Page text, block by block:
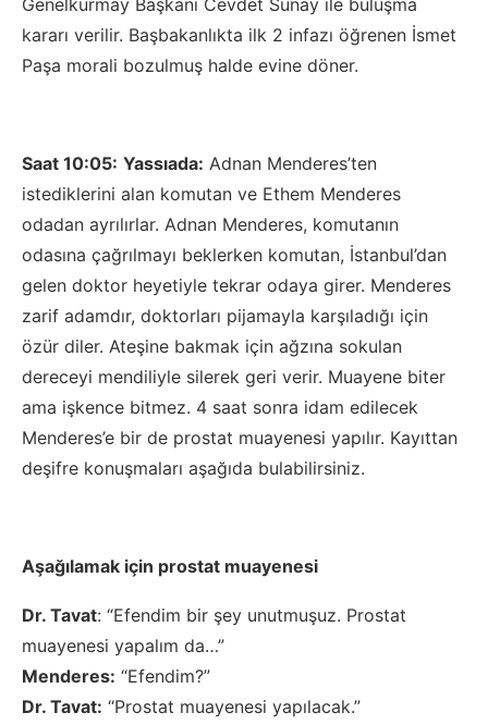
Genelkurmay Başkanı Cevdet Sunay ile buluşma
kararı verilir. Başbakanlıkta ilk 2 infazı öğrenen İsmet
Paşa morali bozulmuş halde evine döner.
Saat 10:05: Yassıada: Adnan Menderes’ten
istediklerini alan komutan ve Ethem Menderes
odadan ayrılırlar. Adnan Menderes, komutanın
odasına çağrılmayı beklerken komutan, İstanbul’dan
gelen doktor heyetiyle tekrar odaya girer. Menderes
zarif adamdır, doktorları pijamayla karşıladığı için
özür diler. Ateşine bakmak için ağzına sokulan
dereceyi mendiliyle silerek geri verir. Muayene biter
ama işkence bitmez. 4 saat sonra idam edilecek
Menderes’e bir de prostat muayenesi yapılır. Kayıttan
deşifre konuşmaları aşağıda bulabilirsiniz.
Aşağılamak için prostat muayenesi
Dr. Tavat: “Efendim bir şey unutmuşuz. Prostat
muayenesi yapalım da…”
Menderes: “Efendim?”
Dr. Tavat: “Prostat muayenesi yapılacak.”